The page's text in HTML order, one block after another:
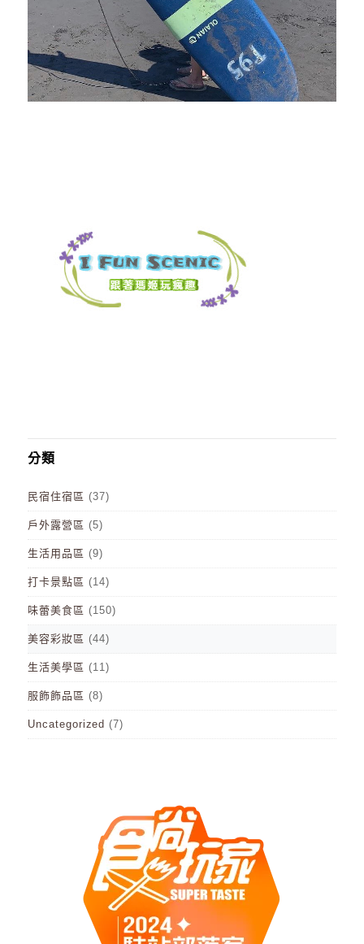
分類
民宿住宿區 (37)
戶外露營區 (5)
生活用品區 (9)
打卡景點區 (14)
味蕾美食區 (150)
美容彩妝區 (44)
生活美學區 (11)
服飾飾品區 (8)
Uncategorized (7)